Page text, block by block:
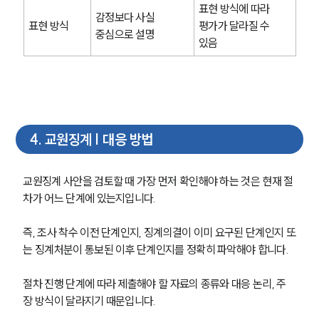
표현 방식
감정보다 사실
중심으로 설명
표현 방식에 따라
평가가 달라질 수
있음
4. 교원징계 | 대응 방법
교원징계 사안을 검토할 때 가장 먼저 확인해야 하는 것은 현재 절
차가 어느 단계에 있는지입니다.
즉, 조사 착수 이전 단계인지, 징계의결이 이미 요구된 단계인지 또
는 징계처분이 통보된 이후 단계인지를 정확히 파악해야 합니다.
절차 진행 단계에 따라 제출해야 할 자료의 종류와 대응 논리, 주
장 방식이 달라지기 때문입니다.